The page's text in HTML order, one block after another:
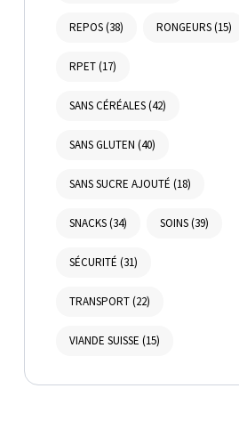
REPOS(38) RONGEURS(15)
RPET(17)
SANS CÉRÉALES(42)
SANS GLUTEN (40)
SANS SUCRE AJOUTÉ (18)
SNACKS(34) SOINS(39)
SÉCURITÉ (31)
TRANSPORT(22)
VIANDE SUISSE (15)